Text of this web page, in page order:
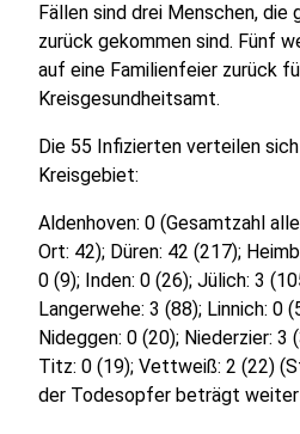
Fällen sind drei Menschen, die
zurück gekommen sind. Fünf
auf eine Familienfeier zurück
Kreisgesundheitsamt.
Die 55 Infizierten verteilen
Kreisgebiet:
Aldenhoven: 0 (Gesamtzahl
Ort: 42); Düren: 42 (217);
0 (9); Inden: 0 (26); Jülich: 3
Langerwehe: 3 (88); Linnich: 0
Nideggen: 0 (20); Niederzier: 3
Titz: 0 (19); Vettweiß: 2 (22)
der Todesopfer beträgt weiter